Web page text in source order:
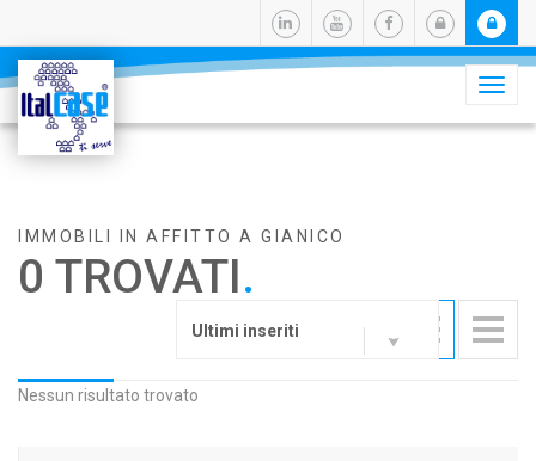
IMMOBILI IN AFFITTO A GIANICO
0 TROVATI.
Ultimi inseriti
Nessun risultato trovato